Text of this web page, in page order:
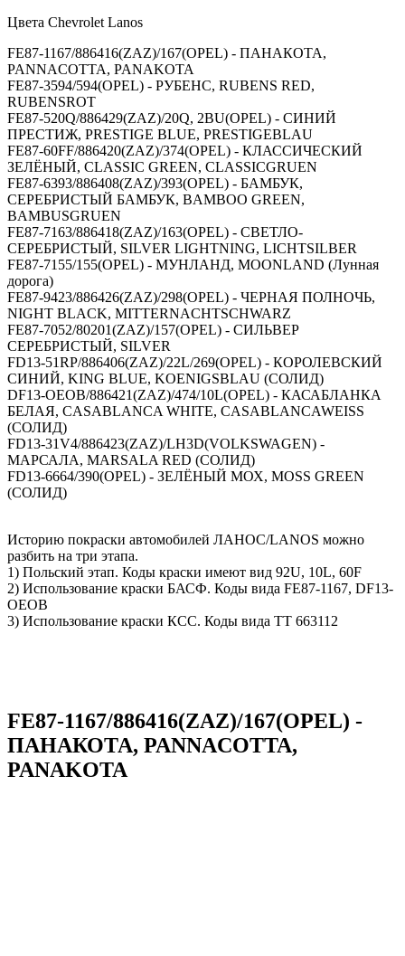
Цвета Chevrolet Lanos
FE87-1167/886416(ZAZ)/167(OPEL) - ПАНАКОТА,
PANNACOTTA, PANAKOTA
FE87-3594/594(OPEL) - РУБЕНС, RUBENS RED,
RUBENSROT
FE87-520Q/886429(ZAZ)/20Q, 2BU(OPEL) - СИНИЙ
ПРЕСТИЖ, PRESTIGE BLUE, PRESTIGEBLAU
FE87-60FF/886420(ZAZ)/374(OPEL) - КЛАССИЧЕСКИЙ
ЗЕЛЁНЫЙ, CLASSIC GREEN, CLASSICGRUEN
FE87-6393/886408(ZAZ)/393(OPEL) - БАМБУК,
СЕРЕБРИСТЫЙ БАМБУК, BAMBOO GREEN,
BAMBUSGRUEN
FE87-7163/886418(ZAZ)/163(OPEL) - СВЕТЛО-
СЕРЕБРИСТЫЙ, SILVER LIGHTNING, LICHTSILBER
FE87-7155/155(OPEL) - МУНЛАНД, MOONLAND (Лунная
дорога)
FE87-9423/886426(ZAZ)/298(OPEL) - ЧЕРНАЯ ПОЛНОЧЬ,
NIGHT BLACK, MITTERNACHTSCHWARZ
FE87-7052/80201(ZAZ)/157(OPEL) - СИЛЬВЕР
СЕРЕБРИСТЫЙ, SILVER
FD13-51RP/886406(ZAZ)/22L/269(OPEL) - КОРОЛЕВСКИЙ
СИНИЙ, KING BLUE, KOENIGSBLAU (СОЛИД)
DF13-OEOB/886421(ZAZ)/474/10L(OPEL) - КАСАБЛАНКА
БЕЛАЯ, CASABLANCA WHITE, CASABLANCAWEISS
(СОЛИД)
FD13-31V4/886423(ZAZ)/LH3D(VOLKSWAGEN) -
МАРСАЛА, MARSALA RED (СОЛИД)
FD13-6664/390(OPEL) - ЗЕЛЁНЫЙ МОХ, MOSS GREEN
(СОЛИД)
Историю покраски автомобилей ЛАНОС/LANOS можно
разбить на три этапа.
1) Польский этап. Коды краски имеют вид 92U, 10L, 60F
2) Использование краски БАСФ. Коды вида FE87-1167, DF13-
OEOB
3) Использование краски КСС. Коды вида ТТ 663112
FE87-1167/886416(ZAZ)/167(OPEL) -
ПАНАКОТА, PANNACOTTA,
PANAKOTA